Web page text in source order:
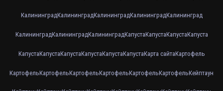
КалининградКалининградКалининградКалининградКалининград
КалининградКалининградКалининградКапустаКапустаКапустаКапуста
КапустаКапустаКапустаКапустаКапустаКапустаКарта сайтаКартофель
КартофельКартофельКартофельКартофельКартофельКартофельКейптаун